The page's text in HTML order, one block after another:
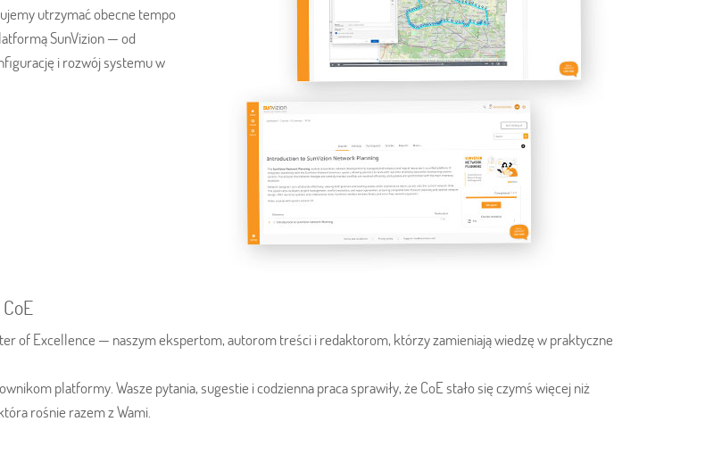
utrzymać obecne tempo
SunVizion — od
i rozwój systemu w
of Excellence — naszym ekspertom, autorom treści i redaktorom, którzy zamieniają wiedzę w praktyczne
platformy. Wasze pytania, sugestie i codzienna praca sprawiły, że CoE stało się czymś więcej niż
rośnie razem z Wami.